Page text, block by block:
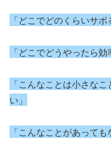
「どこでどのくらいサ
「どこでどうやったら効
「こんなことは小さな
い」
「こんなことがあっても